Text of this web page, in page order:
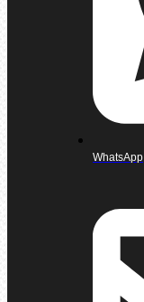
WhatsApp